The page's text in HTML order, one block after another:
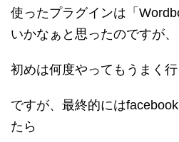
使ったプラグインは「
いかなぁと思ったのですが、
初めは何度やってもうまく行
ですが、最終的には
たら